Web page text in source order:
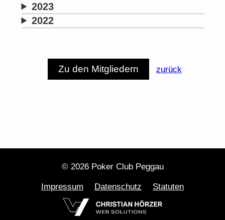
2023
2022
Zu den Mitgliedern zurück
© 2026 Poker Club Peggau
Impressum Datenschutz Statuten